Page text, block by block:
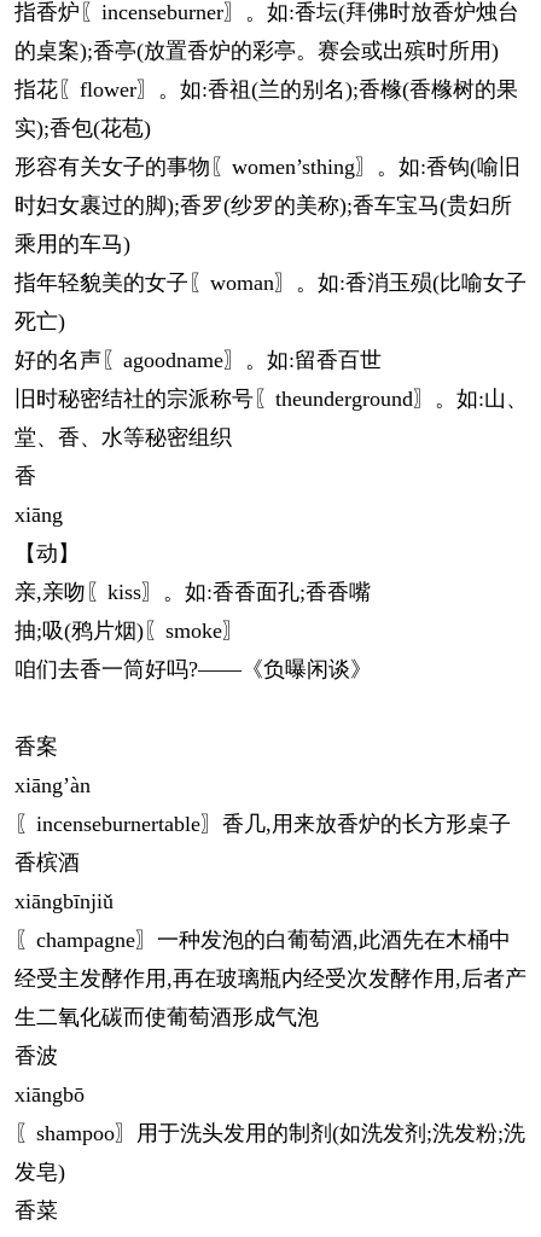
指香炉〖incenseburner〗。如:香坛(拜佛时放香炉烛台
的桌案);香亭(放置香炉的彩亭。赛会或出殡时所用)
指花〖flower〗。如:香祖(兰的别名);香橼(香橼树的果
实);香包(花苞)
形容有关女子的事物〖women’sthing〗。如:香钩(喻旧
时妇女裹过的脚);香罗(纱罗的美称);香车宝马(贵妇所
乘用的车马)
指年轻貌美的女子〖woman〗。如:香消玉殒(比喻女子
死亡)
好的名声〖agoodname〗。如:留香百世
旧时秘密结社的宗派称号〖theunderground〗。如:山、
堂、香、水等秘密组织
香
xiāng
【动】
亲,亲吻〖kiss〗。如:香香面孔;香香嘴
抽;吸(鸦片烟)〖smoke〗
咱们去香一筒好吗?——《负曝闲谈》
香案
xiāng’àn
〖incenseburnertable〗香几,用来放香炉的长方形桌子
香槟酒
xiāngbīnjiǔ
〖champagne〗一种发泡的白葡萄酒,此酒先在木桶中
经受主发酵作用,再在玻璃瓶内经受次发酵作用,后者产
生二氧化碳而使葡萄酒形成气泡
香波
xiāngbō
〖shampoo〗用于洗头发用的制剂(如洗发剂;洗发粉;洗
发皂)
香菜